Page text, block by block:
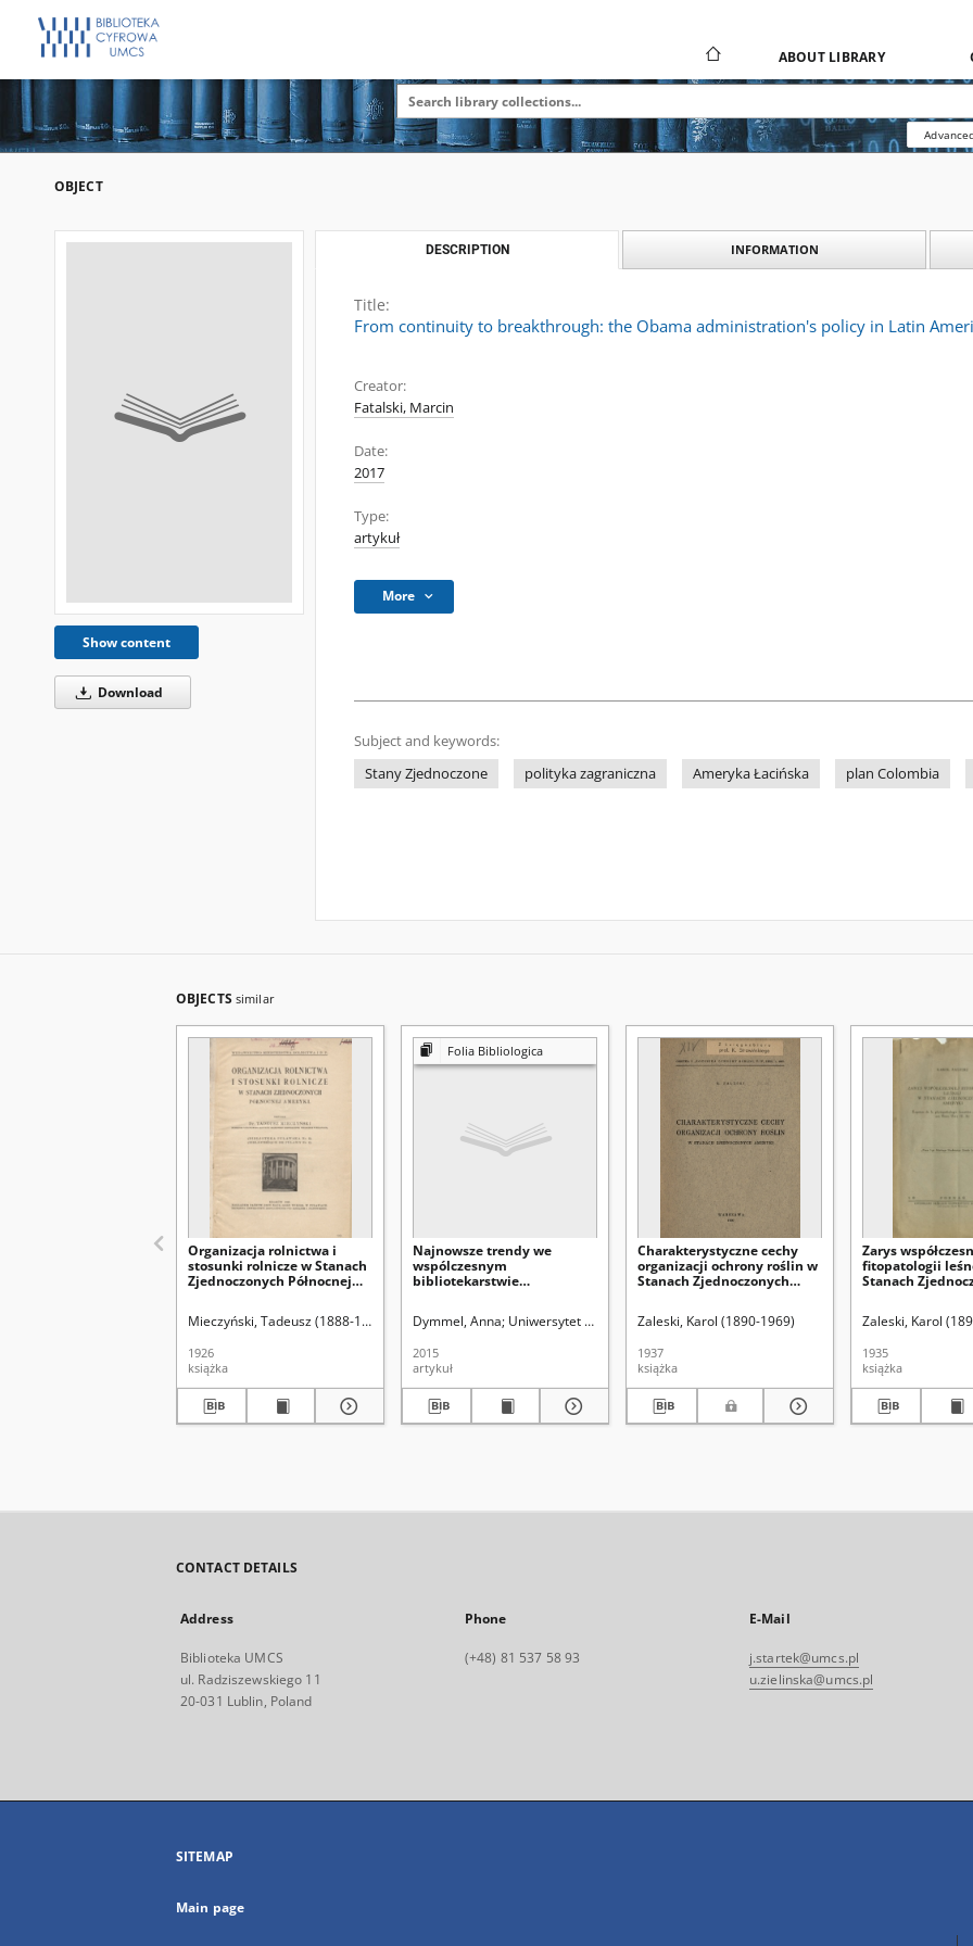
ABOUT LIBRARY
OBJECT
Show content
Download
DESCRIPTION INFORMATION
Title:
From continuity to breakthrough: the Obama administration's policy in Latin
Creator:
Fatalski, Marcin
Date:
2017
Type:
artykuł
More
Subject and keywords:
Stany Zjednoczone
polityka zagraniczna Ameryka Łacińska plan Colombia
OBJECTS similar
Organizacja rolnictwa i
stosunki rolnicze w Stanach
Zjednoczonych Północnej
Mieczyński, Tadeusz (1888-1947)
1926
książka
Folia Bibliologica
Najnowsze trendy we
wspólczesnym
bibliotekarstwie
Dymmel, Anna Uniwersytet Marii Curie-Skłodowskiej. Biblioteka Główna Instytut Informacji
2015
artykuł
Charakterystyczne cechy
organizacji ochrony roślin w
Stanach Zjednoczonych
Zaleski, Karol (1890-1969)
1937
książka
Zarys
fitopatologii
Stanach
Zaleski, Karol
1935
książka
CONTACT DETAILS
Address
Biblioteka UMCS
ul. Radziszewskiego 11
20-031 Lublin, Poland
Phone
(+48) 81 537 58 93
E-Mail
j.startek@umcs.pl
u.zielinska@umcs.pl
SITEMAP
Main page